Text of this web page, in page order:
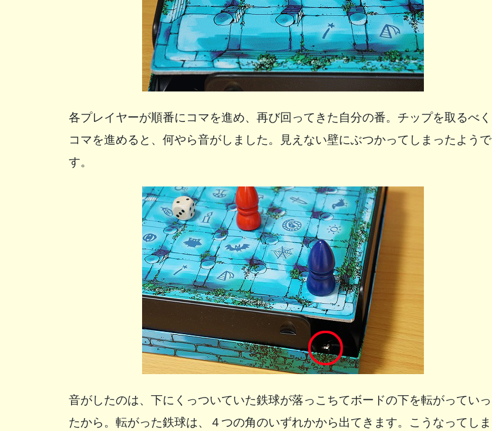
各プレイヤーが順番にコマを進め、再び回ってきた自分の番。チップを取るべく
コマを進めると、何やら音がしました。見えない壁にぶつかってしまったようで
す。
音がしたのは、下にくっついていた鉄球が落っこちてボードの下を転がっていっ
たから。転がった鉄球は、４つの角のいずれかから出てきます。こうなってしま